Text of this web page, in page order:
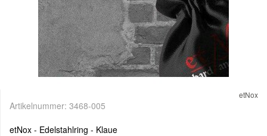
etNox
Artikelnummer: 3468-005
etNox - Edelstahlring - Klaue